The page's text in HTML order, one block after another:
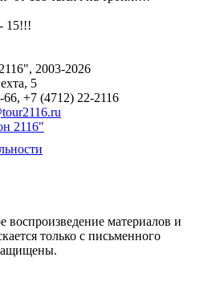
15!!!
2003-2026
5
+7 (4712) 22-2116
2116"
воспроизведение материалов и
только с письменного